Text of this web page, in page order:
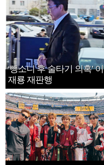
‘뺑소니 후 술타기 의혹’ 이
재룡 재판행